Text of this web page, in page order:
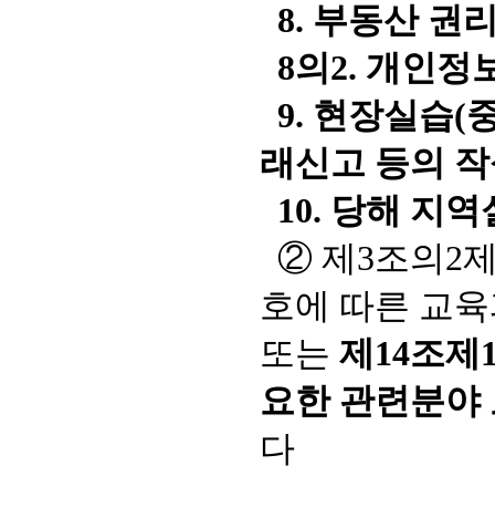
8. 부동산 권
8의2. 개인정
9. 현장실습(
래신고 등의
10. 당해 지
② 제3조의2
호에 따른 교
또는 제14조제
요한 관련분야
다